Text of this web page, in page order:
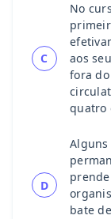
C
No
aos
fora
quatro
D
bate